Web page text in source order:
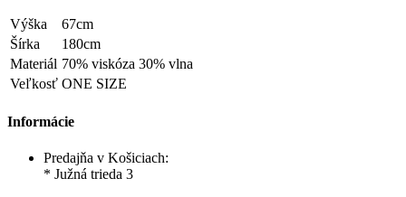
Výška
67cm
Šírka
180cm
Materiál 70% viskóza 30% vlna
Veľkosť ONE SIZE
Informácie
Predajňa v Košiciach:
* Južná trieda 3